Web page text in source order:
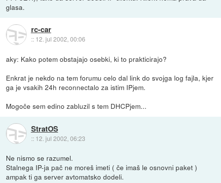
glasa.
rc-car
:: 12. jul 2002, 00:06
aky: Kako potem obstajajo osebki, ki to prakticirajo?
Enkrat je nekdo na tem forumu celo dal link do svojga log fajla, kjer
ga je vsakih 24h reconnectalo za istim IPjem.
Mogoče sem edino zabluzil s tem DHCPjem...
StratOS
:: 12. jul 2002, 06:23
Ne nismo se razumel.
Stalnega IP-ja pač ne moreš imeti ( če imaš le osnovni paket )
ampak ti ga server avtomatsko dodeli.